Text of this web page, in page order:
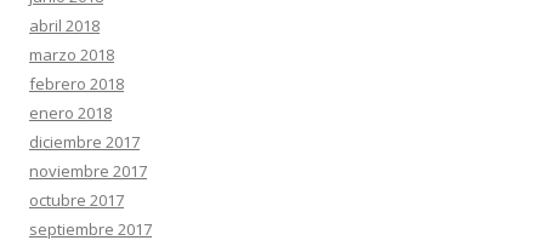
abril 2018
marzo 2018
febrero 2018
enero 2018
diciembre 2017
noviembre 2017
octubre 2017
septiembre 2017